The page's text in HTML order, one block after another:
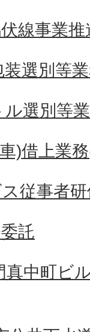
線事業
選別等
選別等
)借上業
従事者
託
真中町ビ